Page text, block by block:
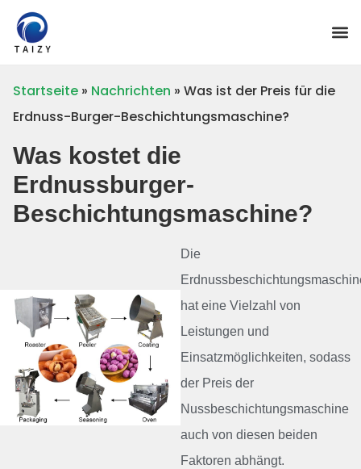
Startseite » Nachrichten » Was ist der Preis für die
Erdnuss-Burger-Beschichtungsmaschine?
Was kostet die
Erdnussburger-
Beschichtungsmaschine?
Die
hat eine Vielzahl von
Leistungen und
Einsatzmöglichkeiten, sodass
der Preis der
Nussbeschichtungsmaschine
auch von diesen beiden
Faktoren abhängt.